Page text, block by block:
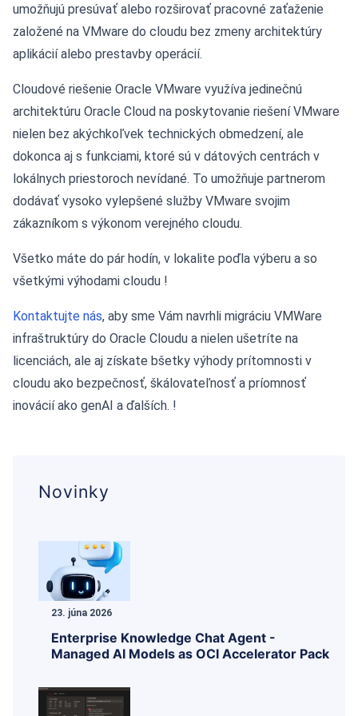
umožňujú presúvať alebo rozširovať pracovné zaťaženie
založené na VMware do cloudu bez zmeny architektúry
aplikácií alebo prestavby operácií.
Cloudové riešenie Oracle VMware využíva jedinečnú
architektúru Oracle Cloud na poskytovanie riešení VMware
nielen bez akýchkoľvek technických obmedzení, ale
dokonca aj s funkciami, ktoré sú v dátových centrách v
lokálnych priestoroch nevídané. To umožňuje partnerom
dodávať vysoko vylepšené služby VMware svojim
zákazníkom s výkonom verejného cloudu.
Všetko máte do pár hodín, v lokalite poďla výberu a so
všetkými výhodami cloudu !
Kontaktujte nás, aby sme Vám navrhli migráciu VMWare
infraštruktúry do Oracle Cloudu a nielen ušetríte na
licenciách, ale aj získate bšetky výhody prítomnosti v
cloudu ako bezpečnosť, škálovateľnosť a príomnosť
inovácií ako genAI a ďalších. !
Novinky
23. júna 2026
Enterprise Knowledge Chat Agent -
Managed AI Models as OCI Accelerator Pack